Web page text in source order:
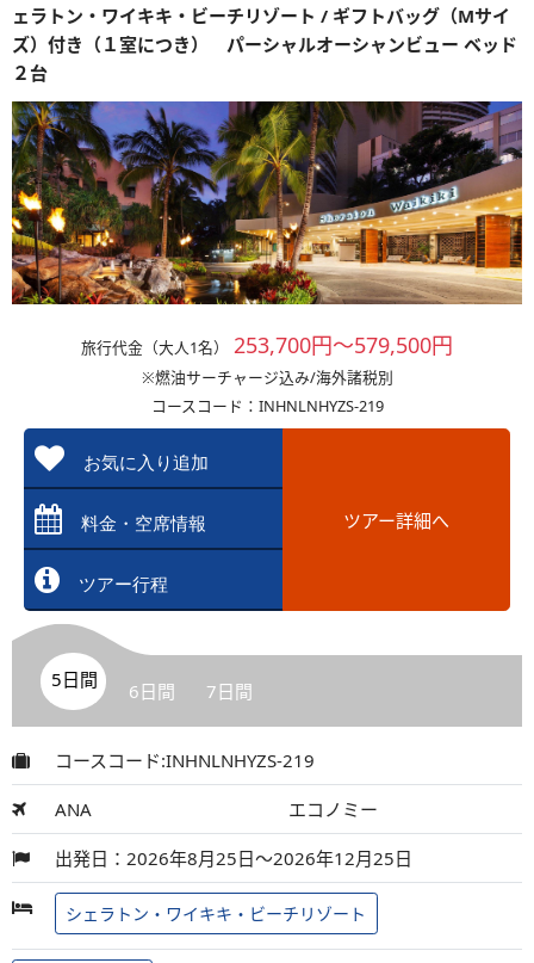
ェラトン・ワイキキ・ビーチリゾート / ギフトバッグ（Mサイ
ズ）付き（１室につき） パーシャルオーシャンビュー ベッド
２台
旅行代金（大人1名） 253,700円～579,500円
※燃油サーチャージ込み/海外諸税別
コースコード：INHNLNHYZS-219
お気に入り追加
料金・空席情報
ツアー行程
ツアー詳細へ
5日間 6日間 7日間
コースコード:INHNLNHYZS-219
ANA エコノミー
出発日：2026年8月25日～2026年12月25日
シェラトン・ワイキキ・ビーチリゾート